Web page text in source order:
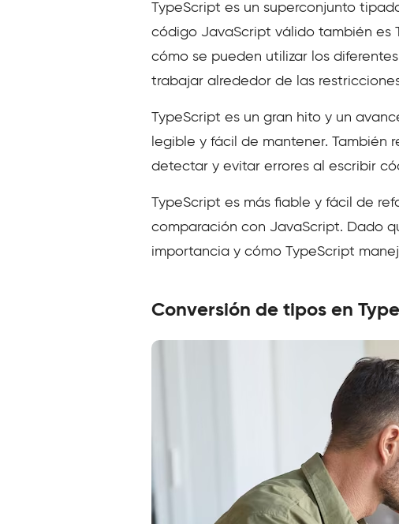
TypeScript es un superconjunto
código JavaScript válido también es
cómo se pueden utilizar los
trabajar alrededor de las
TypeScript es un gran hito y un
legible y fácil de mantener. También
detectar y evitar errores al escribir
TypeScript es más fiable y fácil de
comparación con JavaScript. Dado
importancia y cómo TypeScript
Conversión de tipos en